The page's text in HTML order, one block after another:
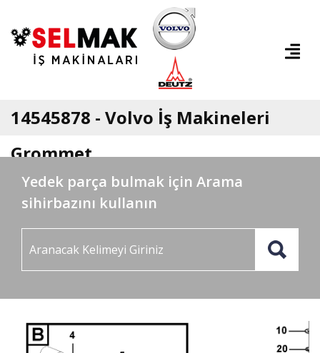
14545878 - Volvo İş Makineleri
Grommet
Yedek parça bulmak için Arama
sihirbazını kullanın